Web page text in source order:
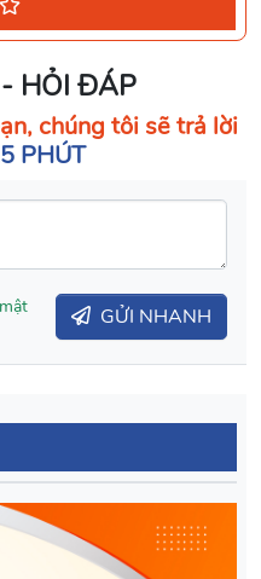
HỎI ĐÁP
chúng tôi sẽ trả lời
PHÚT
GỬI NHANH